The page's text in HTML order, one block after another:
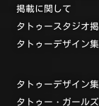
掲載に関して
タトゥースタジオ
タトゥーデザイン集
タトゥーデザイン集
タトゥー・ガール